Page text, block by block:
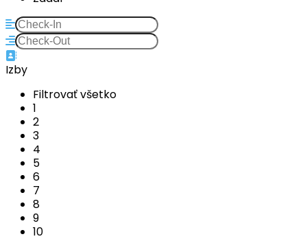
Izby
Filtrovať všetko
1
2
3
4
5
6
7
8
9
10